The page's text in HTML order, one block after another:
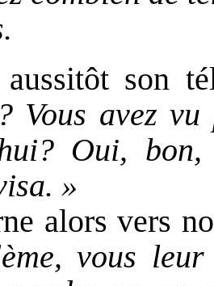
son
Vous avez
Oui,
»
alors vers
vous